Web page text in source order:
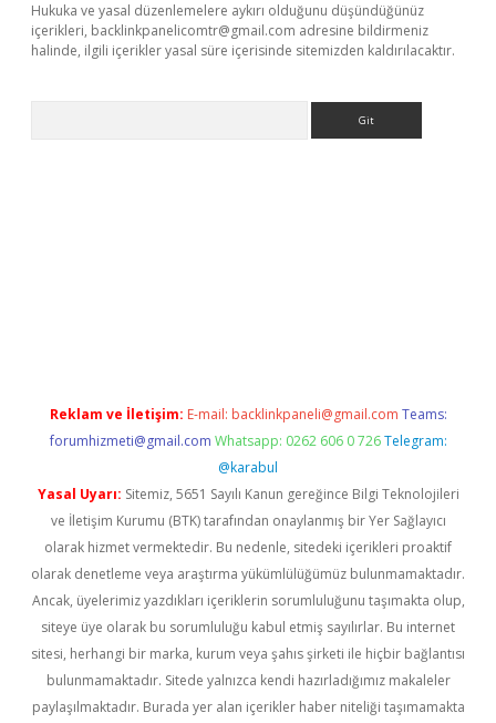
Hukuka ve yasal düzenlemelere aykırı olduğunu düşündüğünüz
içerikleri, backlinkpanelicomtr@gmail.com adresine bildirmeniz
halinde, ilgili içerikler yasal süre içerisinde sitemizden kaldırılacaktır.
Reklam ve İletişim: E-mail: backlinkpaneli@gmail.com Teams:
forumhizmeti@gmail.com Whatsapp: 0262 606 0 726 Telegram:
@karabul
Yasal Uyarı: Sitemiz, 5651 Sayılı Kanun gereğince Bilgi Teknolojileri
ve İletişim Kurumu (BTK) tarafından onaylanmış bir Yer Sağlayıcı
olarak hizmet vermektedir. Bu nedenle, sitedeki içerikleri proaktif
olarak denetleme veya araştırma yükümlülüğümüz bulunmamaktadır.
Ancak, üyelerimiz yazdıkları içeriklerin sorumluluğunu taşımakta olup,
siteye üye olarak bu sorumluluğu kabul etmiş sayılırlar. Bu internet
sitesi, herhangi bir marka, kurum veya şahıs şirketi ile hiçbir bağlantısı
bulunmamaktadır. Sitede yalnızca kendi hazırladığımız makaleler
paylaşılmaktadır. Burada yer alan içerikler haber niteliği taşımamakta